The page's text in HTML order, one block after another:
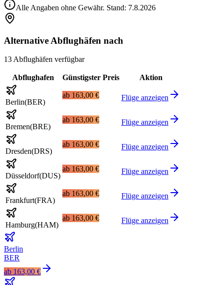
Alle Angaben ohne Gewähr. Stand: 7.8.2026
Alternative Abflughäfen nach
13 Abflughäfen verfügbar
Abflughafen Günstigster Preis Aktion
Berlin(BER)
ab 163,00 € Flüge anzeigen
Bremen(BRE)
ab 163,00 € Flüge anzeigen
Dresden(DRS)
ab 163,00 € Flüge anzeigen
Düsseldorf(DUS)
ab 163,00 € Flüge anzeigen
Frankfurt(FRA)
ab 163,00 € Flüge anzeigen
Hamburg(HAM)
ab 163,00 € Flüge anzeigen
Berlin
BER
ab 163,00 €